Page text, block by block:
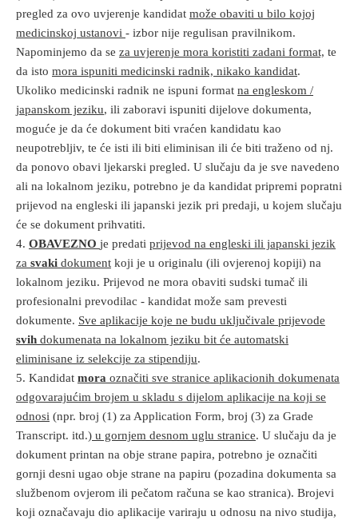
pregled za ovo uvjerenje kandidat može obaviti u bilo kojoj
medicinskoj ustanovi - izbor nije regulisan pravilnikom.
Napominjemo da se za uvjerenje mora koristiti zadani format, te
da isto mora ispuniti medicinski radnik, nikako kandidat.
Ukoliko medicinski radnik ne ispuni format na engleskom /
japanskom jeziku, ili zaboravi ispuniti dijelove dokumenta,
moguće je da će dokument biti vraćen kandidatu kao
neupotrebljiv, te će isti ili biti eliminisan ili će biti traženo od nj.
da ponovo obavi ljekarski pregled. U slučaju da je sve navedeno
ali na lokalnom jeziku, potrebno je da kandidat pripremi popratni
prijevod na engleski ili japanski jezik pri predaji, u kojem slučaju
će se dokument prihvatiti.
4. OBAVEZNO je predati prijevod na engleski ili japanski jezik
za svaki dokument koji je u originalu (ili ovjerenoj kopiji) na
lokalnom jeziku. Prijevod ne mora obaviti sudski tumač ili
profesionalni prevodilac - kandidat može sam prevesti
dokumente. Sve aplikacije koje ne budu uključivale prijevode
svih dokumenata na lokalnom jeziku bit će automatski
eliminisane iz selekcije za stipendiju.
5. Kandidat mora označiti sve stranice aplikacionih dokumenata
odgovarajućim brojem u skladu s dijelom aplikacije na koji se
odnosi (npr. broj (1) za Application Form, broj (3) za Grade
Transcript. itd.) u gornjem desnom uglu stranice. U slučaju da je
dokument printan na obje strane papira, potrebno je označiti
gornji desni ugao obje strane na papiru (pozadina dokumenta sa
službenom ovjerom ili pečatom računa se kao stranica). Brojevi
koji označavaju dio aplikacije variraju u odnosu na nivo studija,